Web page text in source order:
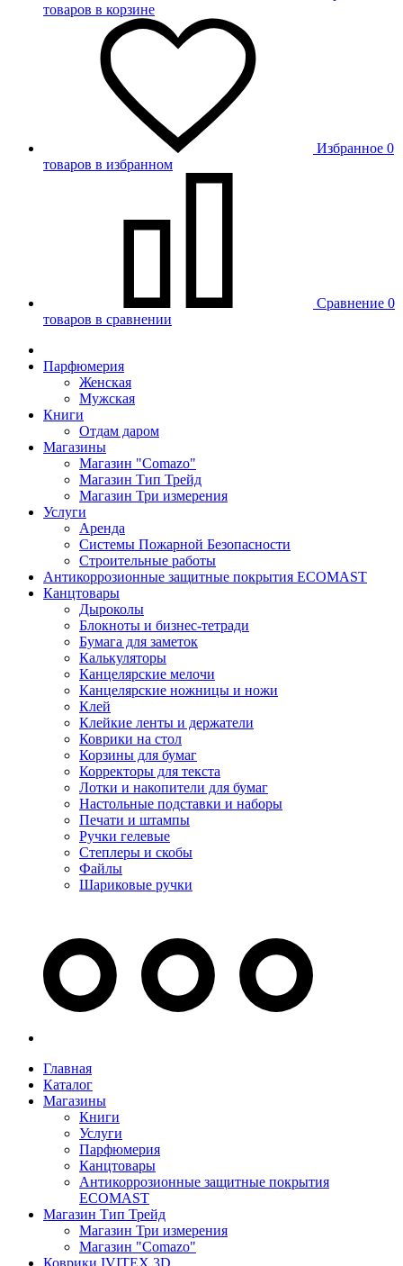
товаров в корзине
Избранное 0
товаров в избранном
Сравнение 0
товаров в сравнении
Парфюмерия
Женская
Мужская
Книги
Отдам даром
Магазины
Магазин "Comazo"
Магазин Тип Трейд
Магазин Три измерения
Услуги
Аренда
Системы Пожарной Безопасности
Строительные работы
Антикоррозионные защитные покрытия ECOMAST
Канцтовары
Дыроколы
Блокноты и бизнес-тетради
Бумага для заметок
Калькуляторы
Канцелярские мелочи
Канцелярские ножницы и ножи
Клей
Клейкие ленты и держатели
Коврики на стол
Корзины для бумаг
Корректоры для текста
Лотки и накопители для бумаг
Настольные подставки и наборы
Печати и штампы
Ручки гелевые
Степлеры и скобы
Файлы
Шариковые ручки
Главная
Каталог
Магазины
Книги
Услуги
Парфюмерия
Канцтовары
Антикоррозионные защитные покрытия
ECOMAST
Магазин Тип Трейд
Магазин Три измерения
Магазин "Comazo"
Коврики IVITEX 3D